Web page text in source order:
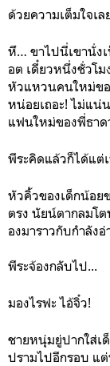
ด้วยความเต็มใจเ
หึ… ขาไปนี่เขานั่ง
อต เดี๋ยวหนึ่งชั่วโ
หัวแหวนคนใหม่ขอ
หน่อยเถอะ! ไม่แน่
แฟนใหม่ของพี่ธาด
พีระคิดแล้วก็ได้แต่
หัวคิ้วของเด็กน้อย
ตรง นัยน์ตากลมโ
องมาราวกับกำลัง
พีระจ้องกลับไป...
มองไรฟะ ไอ้จิ๋ว!
ชายหนุ่มยู่ปากใส่เ
ปรามไปอีกรอบ แ